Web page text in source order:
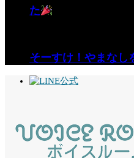
た
そーすけ！やまなし